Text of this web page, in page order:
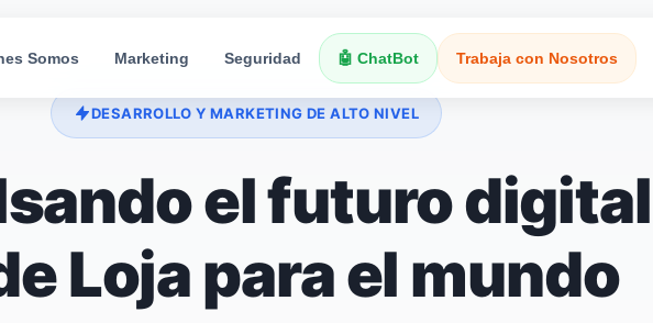
Somos Marketing Seguridad 🤖 ChatBot Trabaja con Nosotros
DESARROLLO Y MARKETING DE ALTO NIVEL
el futuro digital
Loja para el mundo